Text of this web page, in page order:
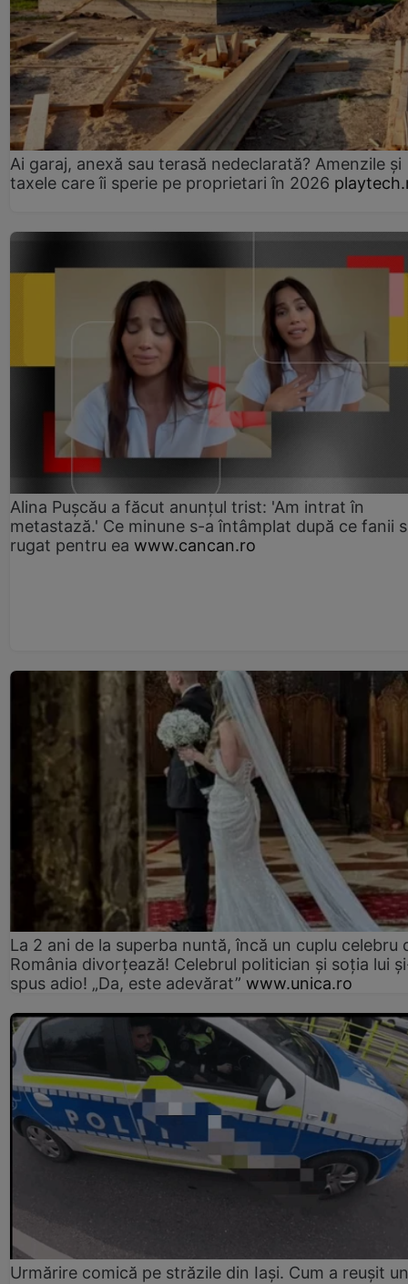
Ai garaj, anexă sau terasă nedeclarată? Amenzile și
taxele care îi sperie pe proprietari în 2026
Alina Pușcău a făcut anunțul trist: 'Am intrat în
metastază.' Ce minune s-a întâmplat după ce fanii
rugat pentru ea www.cancan.ro
La 2 ani de la superba nuntă, încă un cuplu celebru
România divorțează! Celebrul politician și soția lui
spus adio! „Da, este adevărat” www.unica.ro
Urmărire comică pe străzile din Iași. Cum a reușit un